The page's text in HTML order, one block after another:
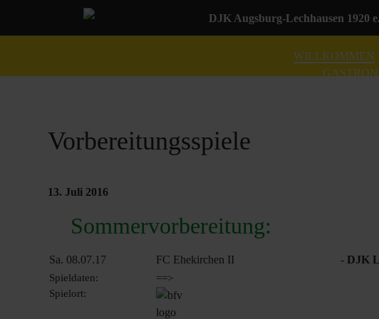
DJK Augsburg-Lechhausen 1920
WILLKOMMEN
Vorbereitungsspiele
13. Juli 2016
Sommervorbereitung:
Sa. 08.07.17 FC Ehekirchen II - DJK
Spieldaten:
Spielort:
==>